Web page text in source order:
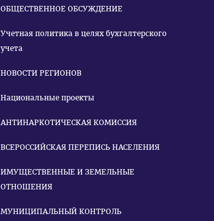
ОБЩЕСТВЕННОЕ ОБСУЖДЕНИЕ
Учетная политика в целях бухгалтерского
учета
НОВОСТИ РЕГИОНОВ
Национальные проекты
АНТИНАРКОТИЧЕСКАЯ КОМИССИЯ
ВСЕРОССИЙСКАЯ ПЕРЕПИСЬ НАСЕЛЕНИЯ
ИМУЩЕСТВЕННЫЕ И ЗЕМЕЛЬНЫЕ
ОТНОШЕНИЯ
МУНИЦИПАЛЬНЫЙ КОНТРОЛЬ